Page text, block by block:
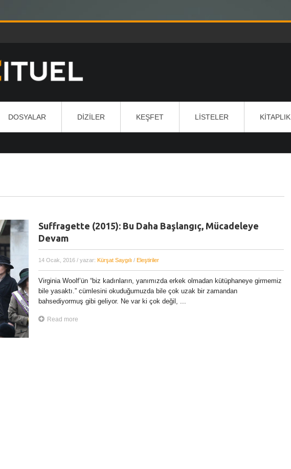
DOSYALAR DIZILER KEŞFET LISTELER KITAPLIK
Suffragette (2015): Bu Daha Başlangıç, Mücadeleye
Devam
14 Ocak, 2016 / yazar: Kürşat Saygılı / Eleştiriler
Virginia Woolf’ün “biz kadınların, yanımızda erkek olmadan kütüphaneye girmemiz
bile yasaktı.” cümlesini okuduğumuzda bile çok uzak bir zamandan
bahsediyormuş gibi geliyor. Ne var ki çok değil, ...
Read more